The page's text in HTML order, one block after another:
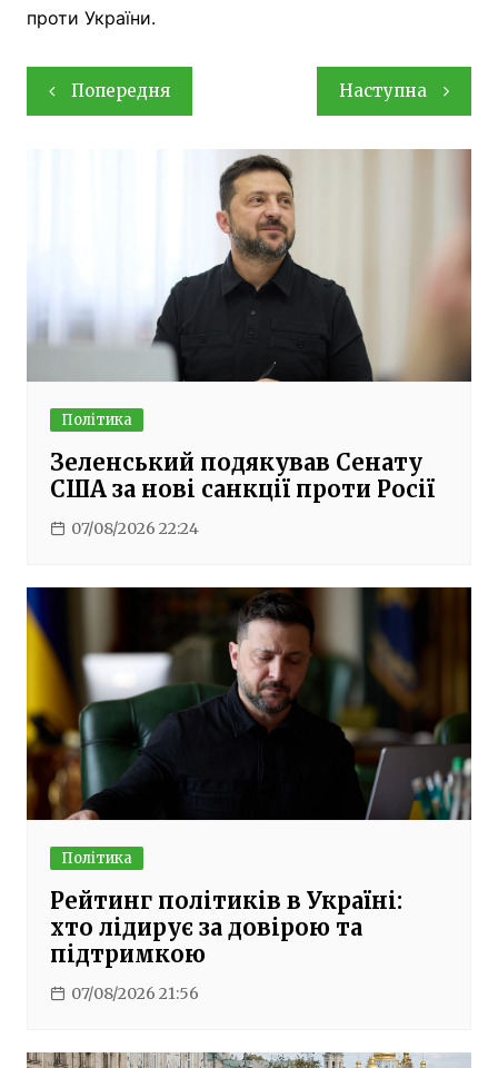
проти України.
Навігація
записів
Попередня Наступна
Політика
Зеленський подякував Сенату
США за нові санкції проти Росії
07/08/2026 22:24
Політика
Рейтинг політиків в Україні:
хто лідирує за довірою та
підтримкою
07/08/2026 21:56